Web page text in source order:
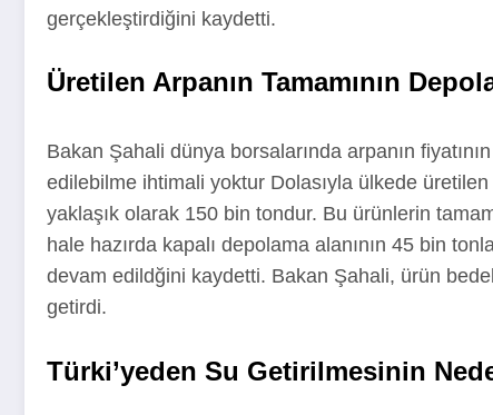
gerçekleştirdiğini kaydetti.
Üretilen Arpanın Tamamının
Bakan Şahali dünya borsalarında arpanın
edilebilme ihtimali yoktur Dolasıyla ülkede
yaklaşık olarak 150 bin tondur. Bu ürünlerin
hale hazırda kapalı depolama alanının 45 bin
devam edildğini kaydetti. Bakan Şahali, ürün
getirdi.
Türki’yeden Su Getirilmesinin